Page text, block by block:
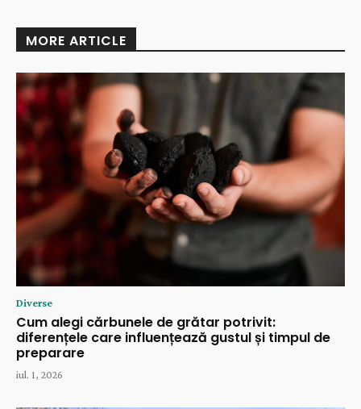
MORE ARTICLE
Diverse
Cum alegi cărbunele de grătar potrivit:
diferențele care influențează gustul și timpul de
preparare
iul. 1, 2026